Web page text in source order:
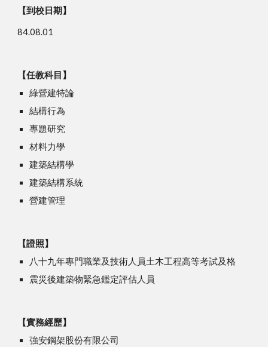
【到校日期】
84.08.01
【任教科目】
綠營建特論
結構行為
專題研究
材料力學
建築結構學
建築結構系統
營建管理
【證照】
八十九年專門職業及技術人員土木工程高等考試及格
震災後建築物緊急鑑定評估人員
【實務經歷】
強安鋼架股份有限公司